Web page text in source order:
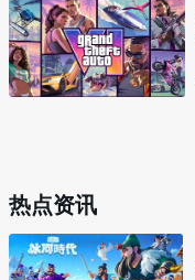
热点资讯